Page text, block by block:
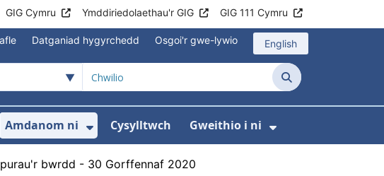
GIG Cymru Ymddiriedolaethau'r GIG GIG 111 Cymru
Datganiad hygyrchedd Osgoi'r gwe-lywio English
Chwilio
Gwybodaeth i gleifion
ar gyfer Digidol
isddewislen ar gyfer Newyddion
Amdanom ni
Dangos isddewislen ar gyfer Amdanom ni
Cysylltwch Gweithio i ni
Dangos
bwrdd - 30 Gorffennaf 2020